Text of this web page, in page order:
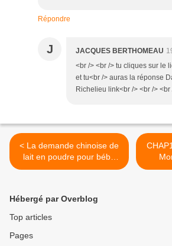
Répondre
J JACQUES BERTHOMEAU
<br /> <br /> tu cliques sur le
et tu<br /> auras la réponse
Richelieu link<br /> <br /> <br
< La demande chinoise de
lait en poudre pour bébé
explose : les Pays-Bas et le
enquêtent sur les
«passeurs de lait pour
Hébergé par Overblog
Top articles
Pages